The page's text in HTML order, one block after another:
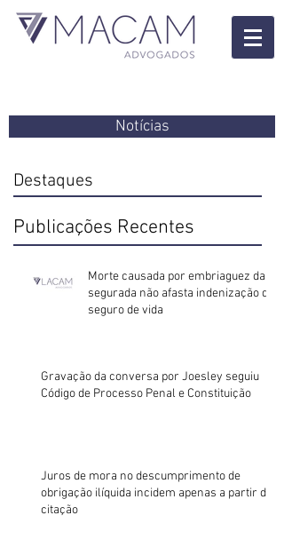
Destaques
Publicações Recentes
Morte causada por embriaguez da
segurada não afasta indenização do
seguro de vida
Gravação da conversa por Joesley seguiu
Código de Processo Penal e Constituição
Juros de mora no descumprimento de
obrigação ilíquida incidem apenas a partir da
citação
Notícias